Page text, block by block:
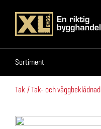
Sortiment
Sortiment
Tak Tak- och väggbeklädnad